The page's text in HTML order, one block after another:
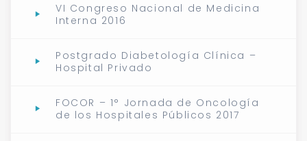
VI Congreso Nacional de Medicina
Interna 2016
Postgrado Diabetología Clínica –
Hospital Privado
FOCOR – 1° Jornada de Oncología
de los Hospitales Públicos 2017